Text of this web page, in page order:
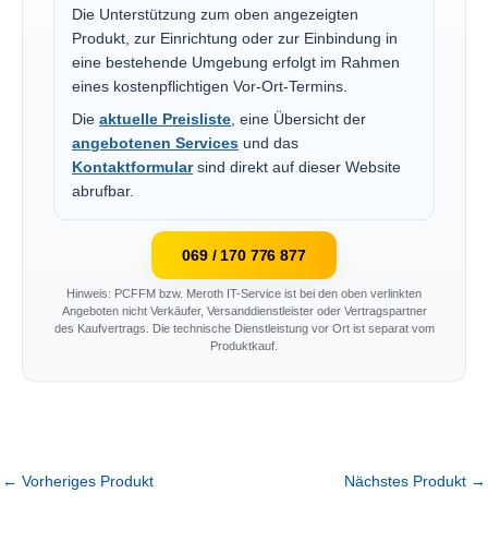
Die Unterstützung zum oben angezeigten
Produkt, zur Einrichtung oder zur Einbindung in
eine bestehende Umgebung erfolgt im Rahmen
eines kostenpflichtigen Vor-Ort-Termins.
Die aktuelle Preisliste, eine Übersicht der
angebotenen Services und das
Kontaktformularsind direkt auf dieser Website
abrufbar.
069 / 170 776 877
Hinweis: PCFFM bzw. Meroth IT-Service ist bei den oben verlinkten
Angeboten nicht Verkäufer, Versanddienstleister oder Vertragspartner
des Kaufvertrags. Die technische Dienstleistung vor Ort ist separat vom
Produktkauf.
← Vorheriges Produkt Nächstes Produkt →